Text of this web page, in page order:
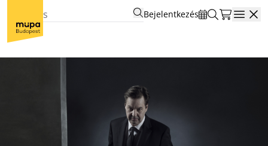
Bejelentkezés